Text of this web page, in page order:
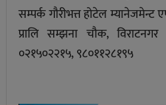
सम्पर्क गौरीभत्त होटेल म्यानेजमेन्ट
प्रालि सम्झना चौक,
०२१५०२२१५, ९८०११२८१९५